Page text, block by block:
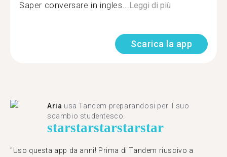
Saper conversare in ingles...Leggi di più
Scarica la app
Aria usa Tandem preparandosi per il suo
scambio studentesco.
starstarstarstarstar
"Uso questa app da anni! Prima di Tandem riuscivo a